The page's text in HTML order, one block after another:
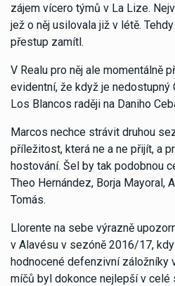
zájem vícero týmů v La Lize.
jež o něj usilovala již v létě.
přestup zamítl.
V Realu pro něj ale momentálně
evidentní, že když je nedostupný
Los Blancos raději na Daniho
Marcos nechce strávit druhou
příležitost, která ne a ne přijít, a
hostování. Šel by tak podobnou
Theo Hernández, Borja Mayoral,
Tomás.
Llorente na sebe výrazně
v Alavésu v sezóně 2016/17,
hodnocené defenzivní záložníky
míčů byl dokonce nejlepší v celé